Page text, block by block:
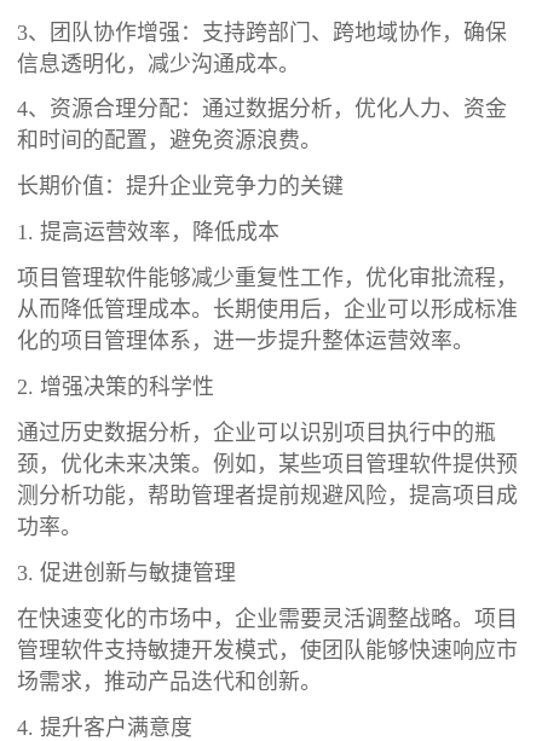
3、团队协作增强：支持跨部门、跨地域协作，确保
信息透明化，减少沟通成本。
4、资源合理分配：通过数据分析，优化人力、资金
和时间的配置，避免资源浪费。
长期价值：提升企业竞争力的关键
1. 提高运营效率，降低成本
项目管理软件能够减少重复性工作，优化审批流程，
从而降低管理成本。长期使用后，企业可以形成标准
化的项目管理体系，进一步提升整体运营效率。
2. 增强决策的科学性
通过历史数据分析，企业可以识别项目执行中的瓶
颈，优化未来决策。例如，某些项目管理软件提供预
测分析功能，帮助管理者提前规避风险，提高项目成
功率。
3. 促进创新与敏捷管理
在快速变化的市场中，企业需要灵活调整战略。项目
管理软件支持敏捷开发模式，使团队能够快速响应市
场需求，推动产品迭代和创新。
4. 提升客户满意度